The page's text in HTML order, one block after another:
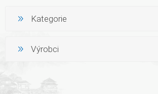
Kategorie
Výrobci